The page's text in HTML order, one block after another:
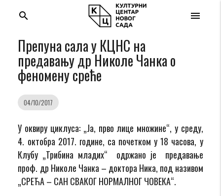
menu
search
Препуна сала у КЦНС на
предавању др Николе Чанка о
феномену среће
04/10/2017
У оквиру циклуса: „Ја, прво лице множине“, у среду,
4. октобра 2017. године, са почетком у 18 часова, у
Клубу „Трибина младих“ одржано je предавање
проф. др Николе Чанка – доктора Ника, под називом
„СРЕЋА – САН СВАКОГ НОРМАЛНОГ ЧОВЕКА“.